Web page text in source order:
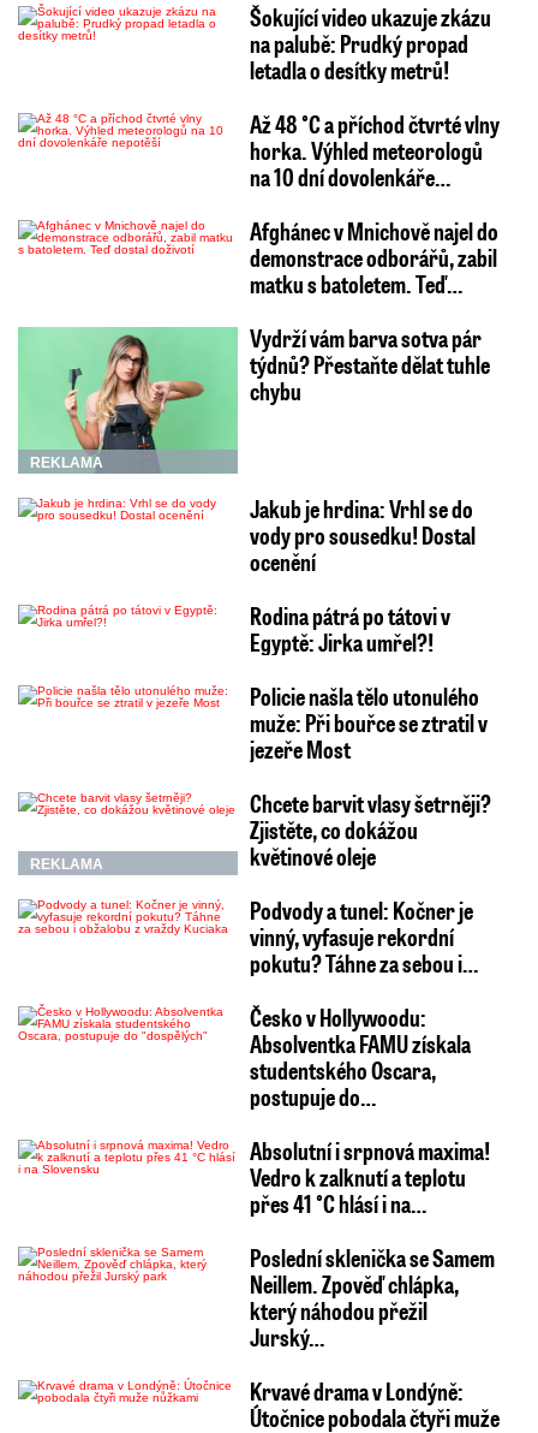
Šokující video ukazuje zkázu
na palubě: Prudký propad
letadla o desítky metrů!
Až 48 °C a příchod čtvrté vlny
horka. Výhled meteorologů
na 10 dní dovolenkáře…
Afghánec v Mnichově najel do
demonstrace odborářů, zabil
matku s batoletem. Teď…
REKLAMA
Vydrží vám barva sotva pár
týdnů? Přestaňte dělat tuhle
chybu
Jakub je hrdina: Vrhl se do
vody pro sousedku! Dostal
ocenění
Rodina pátrá po tátovi v
Egyptě: Jirka umřel?!
Policie našla tělo utonulého
muže: Při bouřce se ztratil v
jezeře Most
REKLAMA
Chcete barvit vlasy šetrněji?
Zjistěte, co dokážou
květinové oleje
Podvody a tunel: Kočner je
vinný, vyfasuje rekordní
pokutu? Táhne za sebou i…
Česko v Hollywoodu:
Absolventka FAMU získala
studentského Oscara,
postupuje do…
Absolutní i srpnová maxima!
Vedro k zalknutí a teplotu
přes 41 °C hlásí i na…
Poslední sklenička se Samem
Neillem. Zpověď chlápka,
který náhodou přežil
Jurský…
Krvavé drama v Londýně:
Útočnice pobodala čtyři muže